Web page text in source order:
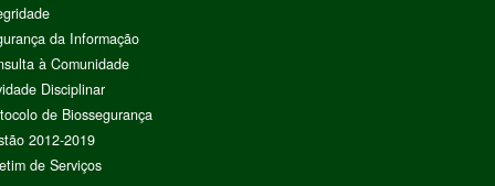
da Informação
à Comunidade
Disciplinar
de Biossegurança
2012-2019
de Serviços